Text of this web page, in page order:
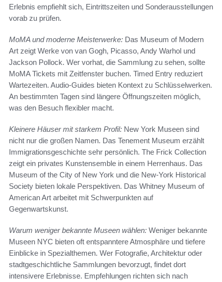
Erlebnis empfiehlt sich, Eintrittszeiten und Sonderausstellungen
vorab zu prüfen.
MoMA und moderne Meisterwerke: Das Museum of Modern
Art zeigt Werke von van Gogh, Picasso, Andy Warhol und
Jackson Pollock. Wer vorhat, die Sammlung zu sehen, sollte
MoMA Tickets mit Zeitfenster buchen. Timed Entry reduziert
Wartezeiten. Audio-Guides bieten Kontext zu Schlüsselwerken.
An bestimmten Tagen sind längere Öffnungszeiten möglich,
was den Besuch flexibler macht.
Kleinere Häuser mit starkem Profil: New York Museen sind
nicht nur die großen Namen. Das Tenement Museum erzählt
Immigrationsgeschichte sehr persönlich. The Frick Collection
zeigt ein privates Kunstensemble in einem Herrenhaus. Das
Museum of the City of New York und die New-York Historical
Society bieten lokale Perspektiven. Das Whitney Museum of
American Art arbeitet mit Schwerpunkten auf
Gegenwartskunst.
Warum weniger bekannte Museen wählen: Weniger bekannte
Museen NYC bieten oft entspanntere Atmosphäre und tiefere
Einblicke in Spezialthemen. Wer Fotografie, Architektur oder
stadtgeschichtliche Sammlungen bevorzugt, findet dort
intensivere Erlebnisse. Empfehlungen richten sich nach